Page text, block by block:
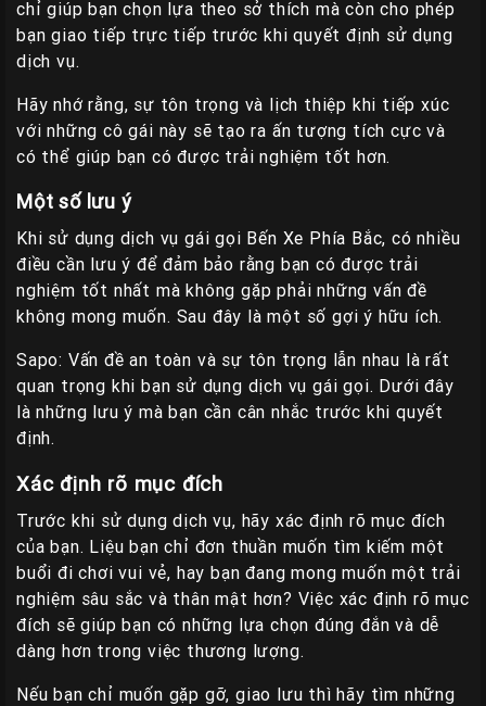
chỉ giúp bạn chọn lựa theo sở thích mà còn cho phép
bạn giao tiếp trực tiếp trước khi quyết định sử dụng
dịch vụ.
Hãy nhớ rằng, sự tôn trọng và lịch thiệp khi tiếp xúc
với những cô gái này sẽ tạo ra ấn tượng tích cực và
có thể giúp bạn có được trải nghiệm tốt hơn.
Một số lưu ý
Khi sử dụng dịch vụ gái gọi Bến Xe Phía Bắc, có nhiều
điều cần lưu ý để đảm bảo rằng bạn có được trải
nghiệm tốt nhất mà không gặp phải những vấn đề
không mong muốn. Sau đây là một số gợi ý hữu ích.
Sapo: Vấn đề an toàn và sự tôn trọng lẫn nhau là rất
quan trọng khi bạn sử dụng dịch vụ gái gọi. Dưới đây
là những lưu ý mà bạn cần cân nhắc trước khi quyết
định.
Xác định rõ mục đích
Trước khi sử dụng dịch vụ, hãy xác định rõ mục đích
của bạn. Liệu bạn chỉ đơn thuần muốn tìm kiếm một
buổi đi chơi vui vẻ, hay bạn đang mong muốn một trải
nghiệm sâu sắc và thân mật hơn? Việc xác định rõ mục
đích sẽ giúp bạn có những lựa chọn đúng đắn và dễ
dàng hơn trong việc thương lượng.
Nếu bạn chỉ muốn gặp gỡ, giao lưu thì hãy tìm những